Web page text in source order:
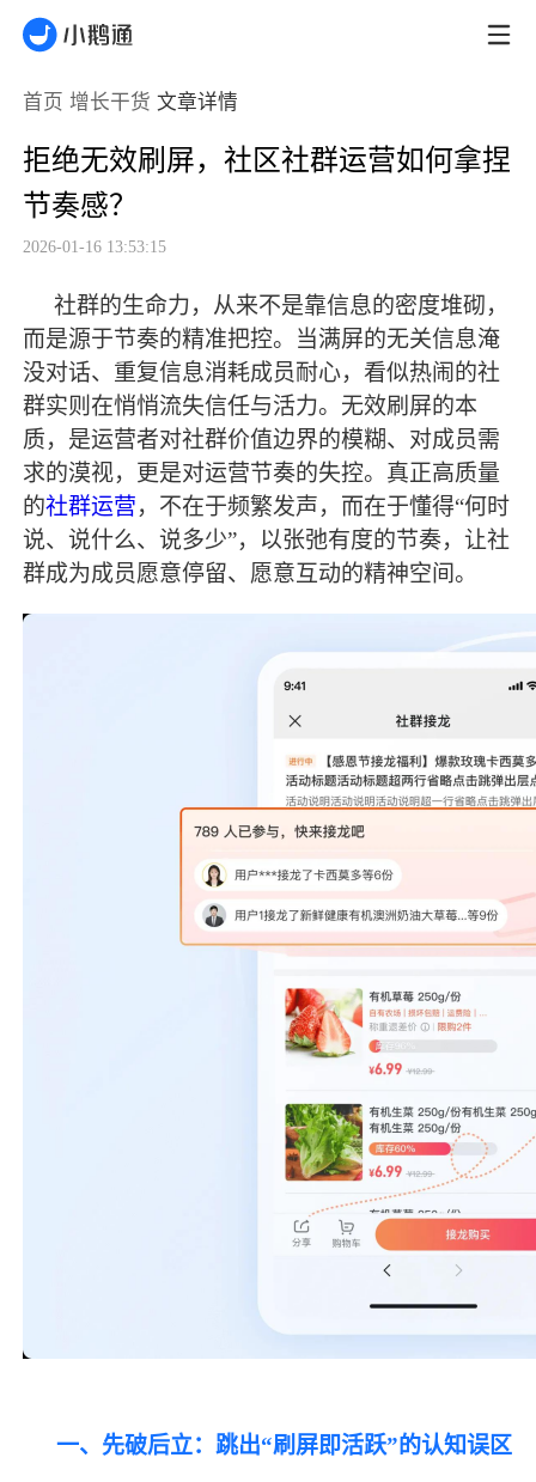
首页 增长干货 文章详情
拒绝无效刷屏，社区社群运营如何拿捏
节奏感？
2026-01-16 13:53:15
社群的生命力，从来不是靠信息的密度堆砌，
而是源于节奏的精准把控。当满屏的无关信息淹
没对话、重复信息消耗成员耐心，看似热闹的社
群实则在悄悄流失信任与活力。无效刷屏的本
质，是运营者对社群价值边界的模糊、对成员需
求的漠视，更是对运营节奏的失控。真正高质量
的社群运营，不在于频繁发声，而在于懂得“何时
说、说什么、说多少”，以张弛有度的节奏，让社
群成为成员愿意停留、愿意互动的精神空间。
一、先破后立：跳出“刷屏即活跃”的认知误区